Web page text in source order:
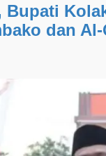
dan